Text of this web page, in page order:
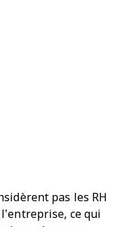
pas les RH
ce qui